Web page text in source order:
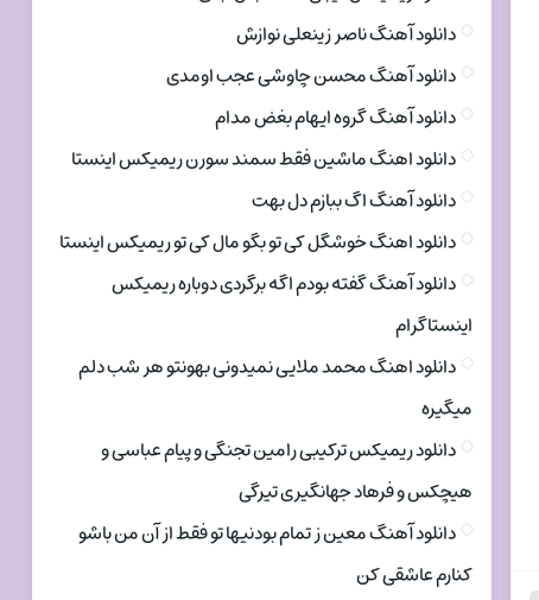
دانلود آهنگ ناصر زینعلی نوازش
دانلود آهنگ محسن چاوشی عجب اومدی
دانلود آهنگ گروه ایهام بغض مدام
دانلود اهنگ ماشین فقط سمند سورن ریمیکس اینستا
دانلود آهنگ اگ ببازم دل بهت
دانلود اهنگ خوشگل کی تو بگو مال کی تو ریمیکس اینستا
دانلود آهنگ گفته بودم اگه برگردی دوباره ریمیکس
اینستاگرام
دانلود اهنگ محمد ملایی نمیدونی بهونتو هر شب دلم
میگیره
دانلود ریمیکس ترکیبی رامین تجنگی و پیام عباسی و
هیچکس و فرهاد جهانگیری تیرگی
دانلود آهنگ معین ز تمام بودنیها تو فقط از آن من باشو
کنارم عاشقی کن